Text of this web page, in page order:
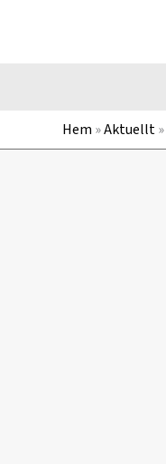
Hem »Aktuellt»